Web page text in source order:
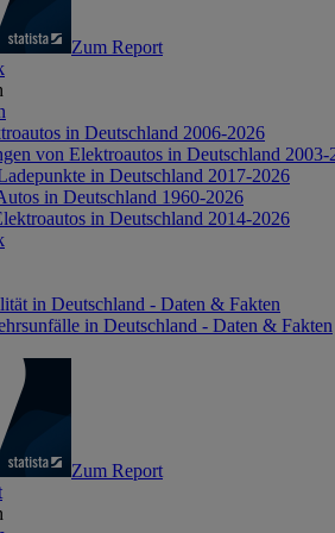
Zum Report
in Deutschland 2006-2026
von Elektroautos in Deutschland 2003-
in Deutschland 2017-2026
in Deutschland 1960-2026
in Deutschland 2014-2026
in Deutschland - Daten & Fakten
in Deutschland - Daten & Fakten
Zum Report